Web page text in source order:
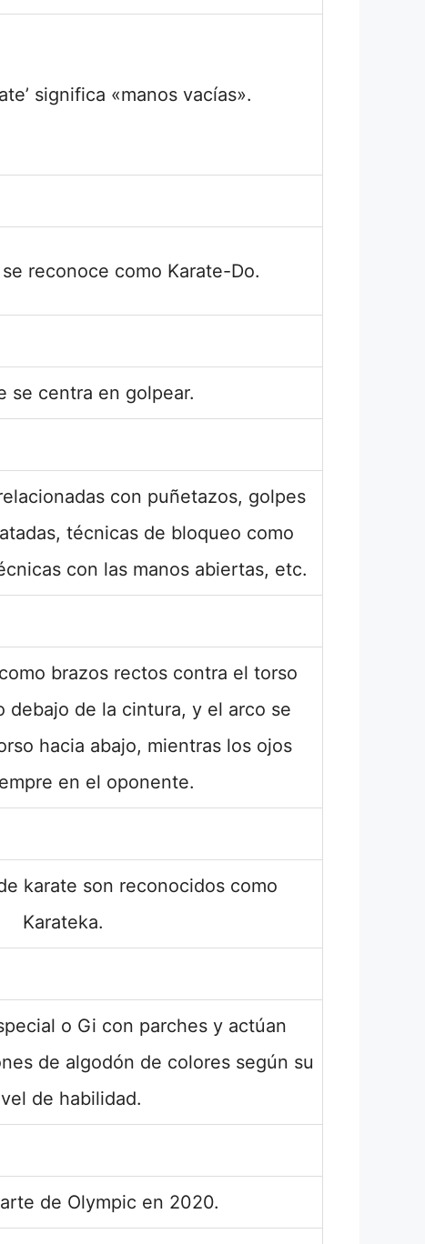
significa «manos vacías».
reconoce como Karate-Do.
se centra en golpear.
con puñetazos, golpes
técnicas de bloqueo como
con las manos abiertas, etc.
brazos rectos contra el torso
debajo de la cintura, y el arco se
hacia abajo, mientras los ojos
en el oponente.
karate son reconocidos como
Karateka.
o Gi con parches y actúan
de algodón de colores según su
de habilidad.
de Olympic en 2020.